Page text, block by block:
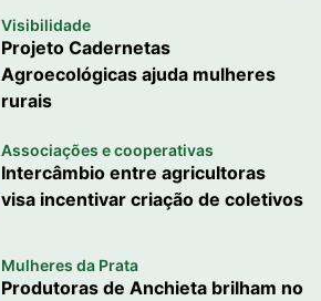
Visibilidade
Projeto Cadernetas
Agroecológicas ajuda mulheres
rurais
Associações e cooperativas
Intercâmbio entre agricultoras
visa incentivar criação de coletivos
Mulheres da Prata
Produtoras de Anchieta brilham no